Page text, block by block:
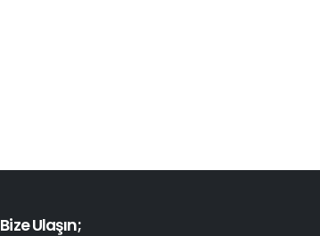
Bize Ulaşın;